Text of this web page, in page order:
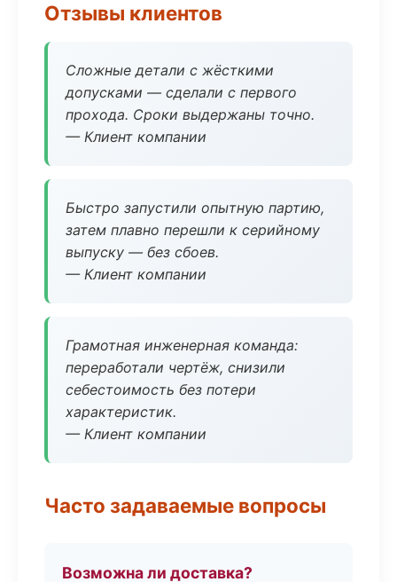
Отзывы клиентов
Сложные детали с жёсткими
допусками — сделали с первого
прохода. Сроки выдержаны точно.
— Клиент компании
Быстро запустили опытную партию,
затем плавно перешли к серийному
выпуску — без сбоев.
— Клиент компании
Грамотная инженерная команда:
переработали чертёж, снизили
себестоимость без потери
характеристик.
— Клиент компании
Часто задаваемые вопросы
Возможна ли доставка?